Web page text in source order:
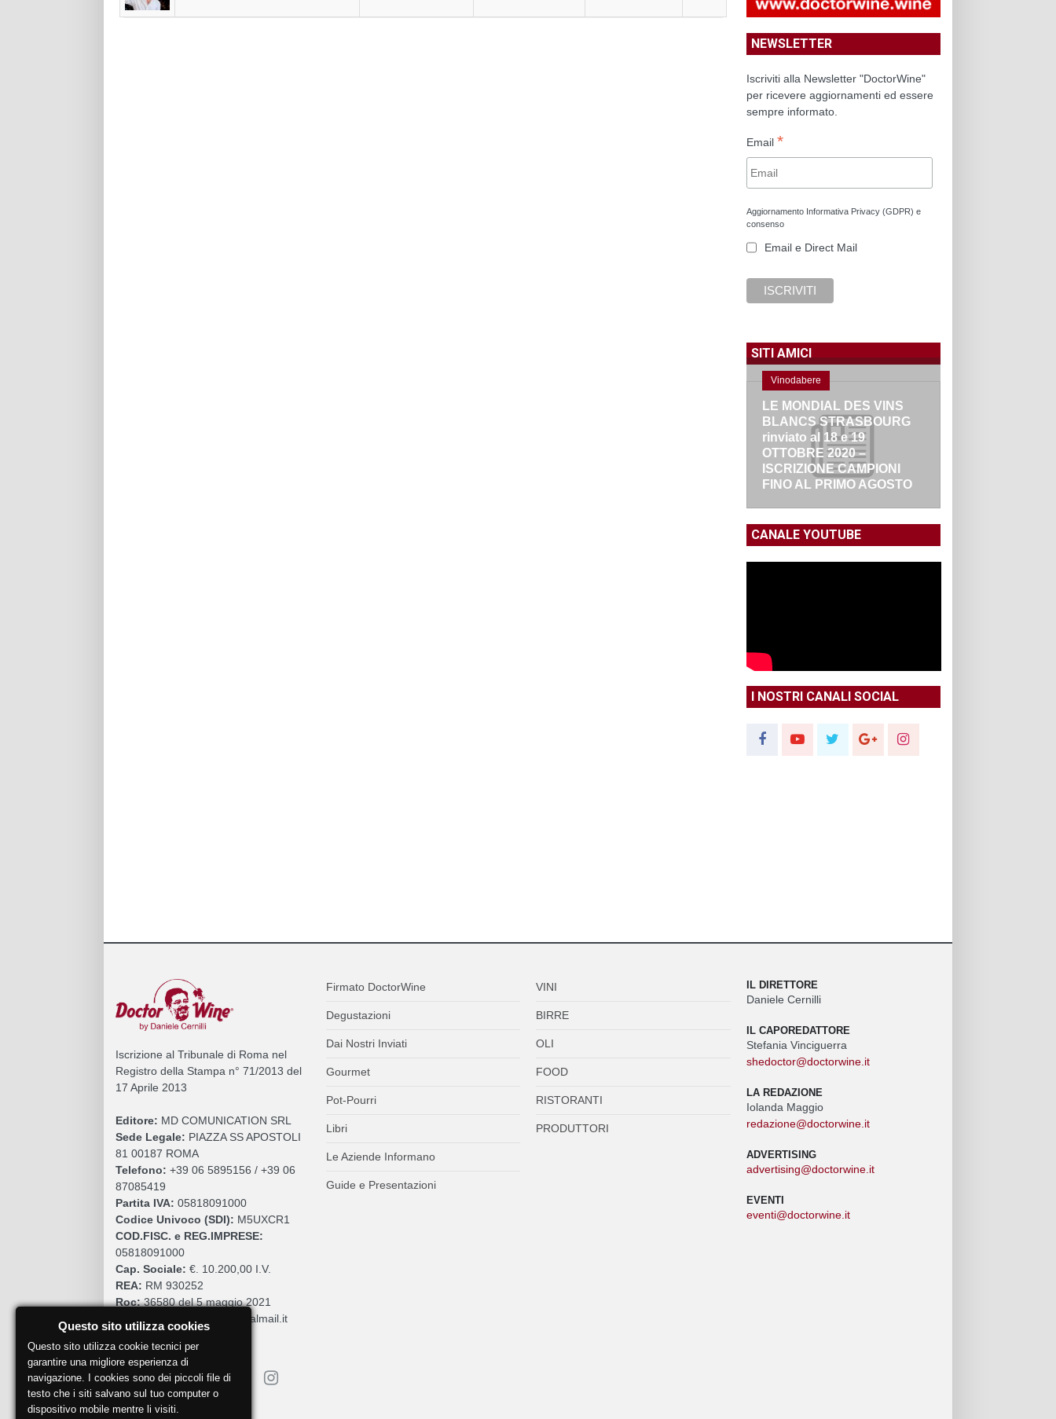
NEWSLETTER
Iscriviti alla Newsletter "DoctorWine"
per ricevere aggiornamenti ed essere
sempre informato.
Email *
Aggiornamento Informativa Privacy (GDPR) e
consenso
Email e Direct Mail
SITI AMICI
Vinodabere
LE MONDIAL DES VINS
BLANCS STRASBOURG
rinviato al 18 e 19
OTTOBRE 2020 –
ISCRIZIONE CAMPIONI
FINO AL PRIMO AGOSTO
CANALE YOUTUBE
I NOSTRI CANALI SOCIAL
Iscrizione al Tribunale di Roma nel
Registro della Stampa n° 71/2013 del
17 Aprile 2013
Editore: MD COMUNICATION SRL
Sede Legale: PIAZZA SS APOSTOLI
81 00187 ROMA
Telefono: +39 06 5895156 / +39 06
87085419
Partita IVA: 05818091000
Codice Univoco (SDI): M5UXCR1
COD.FISC. e REG.IMPRESE:
05818091000
Cap. Sociale: €. 10.200,00 I.V.
REA: RM 930252
Roc:36580 del 5 maggio 2021
mdcomunication@legalmail.it
Firmato DoctorWine
Degustazioni
Dai Nostri Inviati
Gourmet
Pot-Pourri
Libri
Le Aziende Informano
Guide e Presentazioni
VINI
BIRRE
OLI
FOOD
RISTORANTI
PRODUTTORI
IL DIRETTORE
Daniele Cernilli
IL CAPOREDATTORE
Stefania Vinciguerra
shedoctor@doctorwine.it
LA REDAZIONE
Iolanda Maggio
redazione@doctorwine.it
ADVERTISING
advertising@doctorwine.it
EVENTI
eventi@doctorwine.it
Questo sito utilizza cookies
Questo sito utilizza cookie tecnici per
garantire una migliore esperienza di
navigazione. I cookies sono dei piccoli file di
testo che i siti salvano sul tuo computer o
dispositivo mobile mentre li visiti.